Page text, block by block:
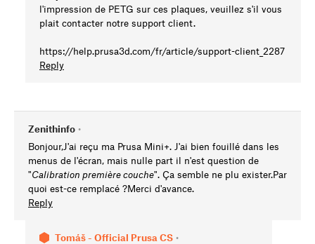
l'impression de PETG sur ces plaques, veuillez s'il vous
plait contacter notre support client.
https://help.prusa3d.com/fr/article/support-client_2287
Reply
Zenithinfo •
Bonjour,J'ai reçu ma Prusa Mini+. J'ai bien fouillé dans les
menus de l'écran, mais nulle part il n'est question de
"Calibration première couche". Ça semble ne plu exister.Par
quoi est-ce remplacé ?Merci d'avance.
Reply
Tomáš - Official Prusa CS •